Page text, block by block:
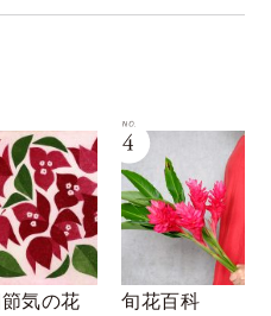
旬花百科